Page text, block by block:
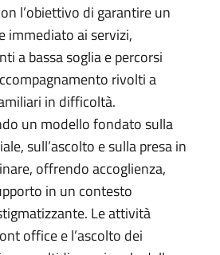
l’obiettivo di garantire un
immediato ai servizi,
a bassa soglia e percorsi
rivolti a
in difficoltà.
un modello fondato sulla
sull’ascolto e sulla presa in
offrendo accoglienza,
in un contesto
Le attività
office e l’ascolto dei